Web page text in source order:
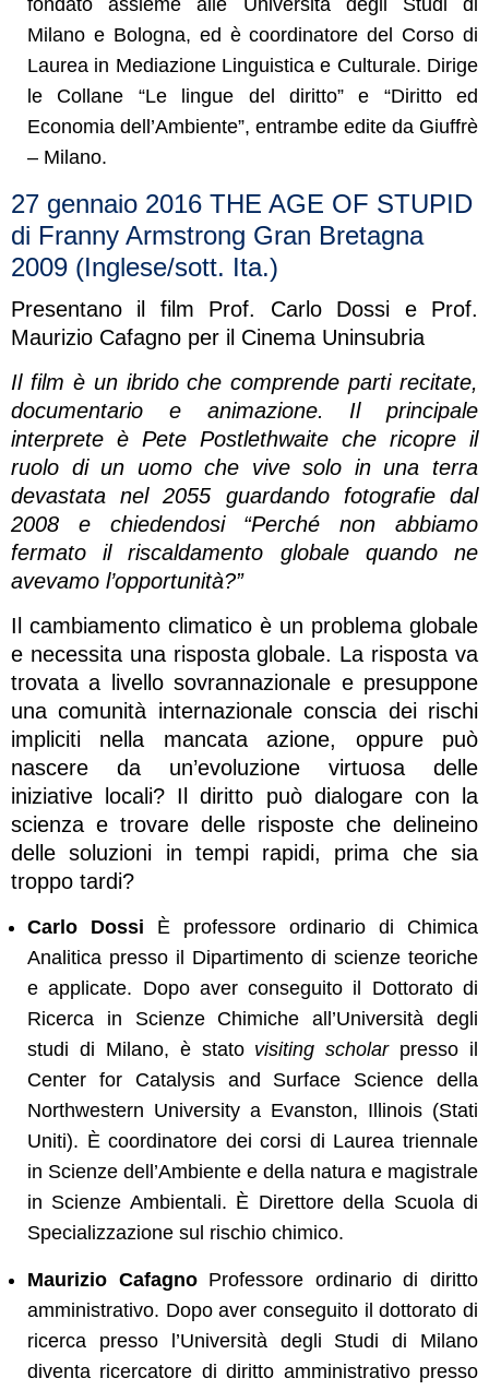
Milano e Bologna, ed è coordinatore del Corso di
Laurea in Mediazione Linguistica e Culturale. Dirige
le Collane “Le lingue del diritto” e “Diritto ed
Economia dell’Ambiente”, entrambe edite da Giuffrè
– Milano.
27 gennaio 2016 THE AGE OF STUPID
di Franny Armstrong Gran Bretagna
2009 (Inglese/sott. Ita.)
Presentano il film Prof. Carlo Dossi e Prof.
Maurizio Cafagno per il Cinema Uninsubria
Il film è un ibrido che comprende parti recitate,
documentario e animazione. Il principale
interprete è Pete Postlethwaite che ricopre il
ruolo di un uomo che vive solo in una terra
devastata nel 2055 guardando fotografie dal
2008 e chiedendosi “Perché non abbiamo
fermato il riscaldamento globale quando ne
avevamo l’opportunità?”
Il cambiamento climatico è un problema globale
e necessita una risposta globale. La risposta va
trovata a livello sovrannazionale e presuppone
una comunità internazionale conscia dei rischi
impliciti nella mancata azione, oppure può
nascere da un’evoluzione virtuosa delle
iniziative locali? Il diritto può dialogare con la
scienza e trovare delle risposte che delineino
delle soluzioni in tempi rapidi, prima che sia
troppo tardi?
Carlo Dossi È professore ordinario di Chimica
Analitica presso il Dipartimento di scienze teoriche
e applicate. Dopo aver conseguito il Dottorato di
Ricerca in Scienze Chimiche all’Università degli
studi di Milano, è stato visiting scholarpresso il
Center for Catalysis and Surface Science della
Northwestern University a Evanston, Illinois (Stati
Uniti). È coordinatore dei corsi di Laurea triennale
in Scienze dell’Ambiente e della natura e magistrale
in Scienze Ambientali. È Direttore della Scuola di
Specializzazione sul rischio chimico.
Maurizio Cafagno Professore ordinario di diritto
amministrativo. Dopo aver conseguito il dottorato di
ricerca presso l’Università degli Studi di Milano
diventa ricercatore di diritto amministrativo presso